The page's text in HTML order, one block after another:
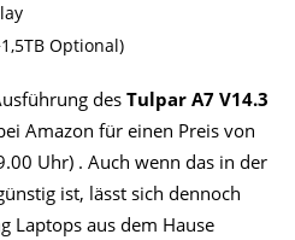
Optional)
des Tulpar A7 V14.3
Amazon für einen Preis von
Uhr) . Auch wenn das in der
ist, lässt sich dennoch
Laptops aus dem Hause